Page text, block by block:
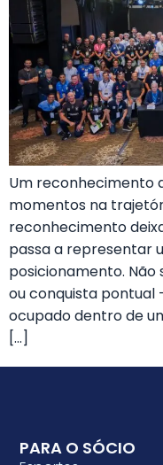
Um reconhecimento
momentos na
reconhecimento
passa a representar
posicionamento.
ou conquista pontual
ocupado dentro de
[…]
PARA O SÓCIO